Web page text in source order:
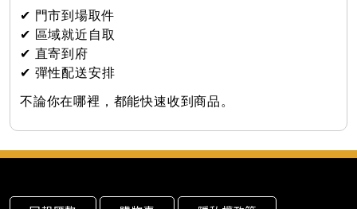
✔ 門市到場取件
✔ 區域就近自取
✔ 直寄到府
✔ 彈性配送安排
不論你在哪裡，都能快速收到商品。